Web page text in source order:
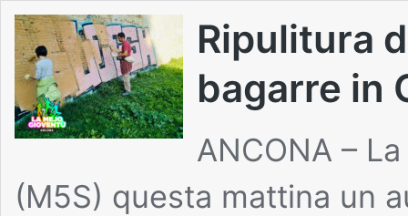
Ripulitura
bagarre in
ANCONA –
(M5S) questa mattina un